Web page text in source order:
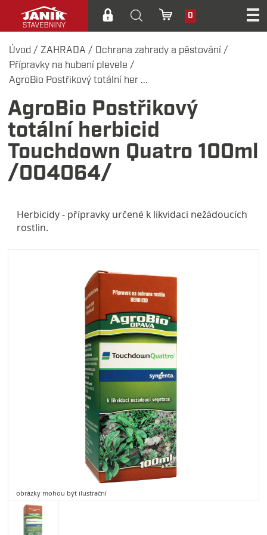
0
Úvod / ZAHRADA / Ochrana zahrady a pěstování /
Přípravky na hubení plevele /
AgroBio Postřikový totální her ...
AgroBio Postřikový
totální herbicid
Touchdown Quatro 100ml
/004064/
Herbicidy - přípravky určené k likvidaci nežádoucích
rostlin.
obrázky mohou být ilustrační